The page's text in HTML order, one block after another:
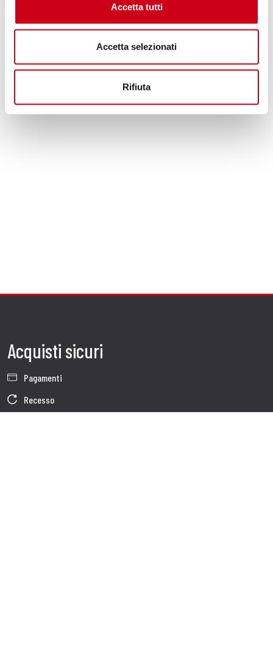
Accetta tutti
Accetta selezionati
Rifiuta
Acquisti sicuri
Pagamenti
Recesso